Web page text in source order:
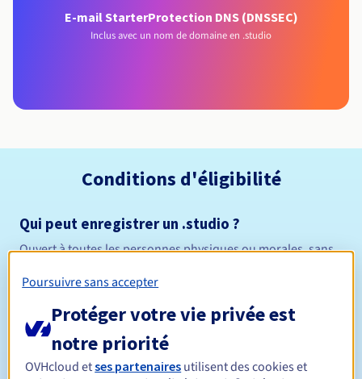
E-mail StarterProtection DNS (DNSSEC)
Inclus avec un nom de domaine en .studio
Conditions d'éligibilité
Qui peut enregistrer un .studio ?
Ouvert à toutes les personnes physiques ou morales, sans
Durée de réservation
Poursuivre sans accepter
Protéger votre vie privée est
notre priorité
OVHcloud etses partenaires utilisent des cookies et